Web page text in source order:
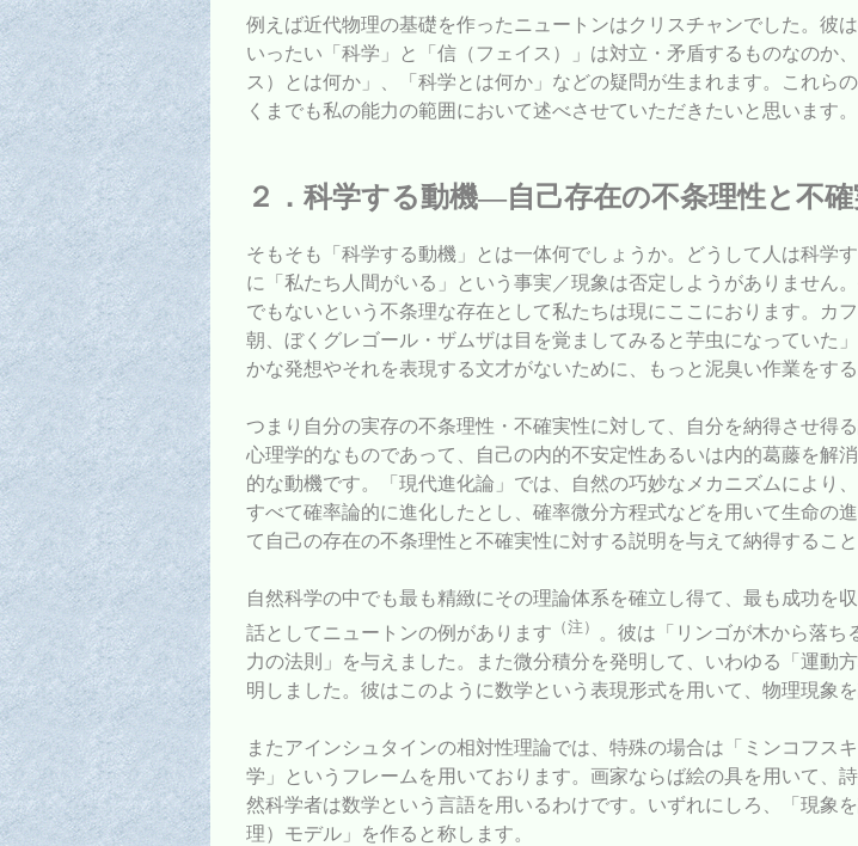
例えば近代物理の基礎を作ったニュートンはクリスチャンでした。彼
いったい「科学」と「信（フェイス）」は対立・矛盾するものなのか
ス）とは何か」、「科学とは何か」などの疑問が生まれます。これら
くまでも私の能力の範囲において述べさせていただきたいと思います。
２．科学する動機―自己存在の不条理性と不
そもそも「科学する動機」とは一体何でしょうか。どうして人は科学
に「私たち人間がいる」という事実／現象は否定しようがありません
でもないという不条理な存在として私たちは現にここにおります。カ
朝、ぼくグレゴール・ザムザは目を覚ましてみると芋虫になっていた
かな発想やそれを表現する文才がないために、もっと泥臭い作業をする
つまり自分の実存の不条理性・不確実性に対して、自分を納得させ得
心理学的なものであって、自己の内的不安定性あるいは内的葛藤を解
的な動機です。「現代進化論」では、自然の巧妙なメカニズムにより
すべて確率論的に進化したとし、確率微分方程式などを用いて生命の
て自己の存在の不条理性と不確実性に対する説明を与えて納得するこ
自然科学の中でも最も精緻にその理論体系を確立し得て、最も成功を
話としてニュートンの例があります （注）
。彼は「リンゴが木から落ち
力の法則」を与えました。また微分積分を発明して、いわゆる「運動
明しました。彼はこのように数学という表現形式を用いて、物理現象
またアインシュタインの相対性理論では、特殊の場合は「ミンコフス
学」というフレームを用いております。画家ならば絵の具を用いて、
然科学者は数学という言語を用いるわけです。いずれにしろ、「現象
理）モデル」を作ると称します。